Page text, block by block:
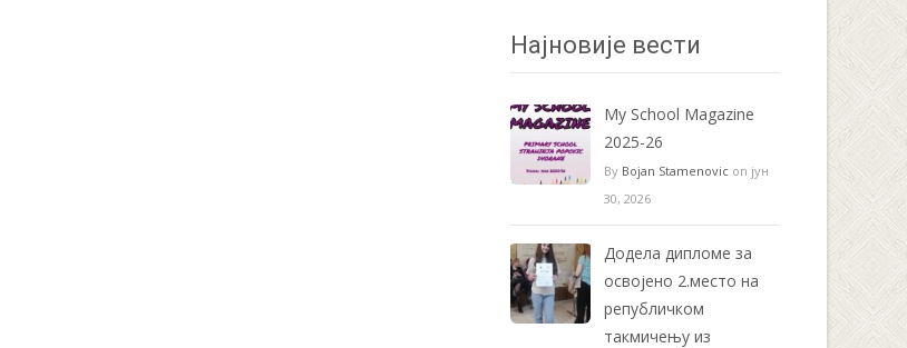
Најновије вести
My School Magazine
2025-26
By Bojan Stamenovic on јун
30, 2026
Додела дипломе за
освојено 2.место на
републичком
такмичењу из